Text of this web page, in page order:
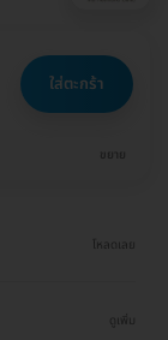
ใส่ตะกร้า
ขยาย
โหลดเลย
ดูเพิ่ม